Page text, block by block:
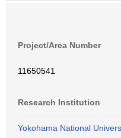
Project/Area Number
11650541
Research Institution
Yokohama National